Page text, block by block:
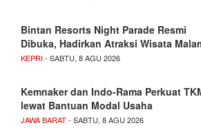
Bintan Resorts Night Parade Resmi
Dibuka, Hadirkan Atraksi Wisata
KEPRI- SABTU, 8 AGU 2026
Kemnaker dan Indo-Rama Perkuat
lewat Bantuan Modal Usaha
JAWA BARAT- SABTU, 8 AGU 2026